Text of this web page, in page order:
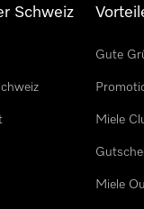
Schweiz
Gute
Miele
Miele